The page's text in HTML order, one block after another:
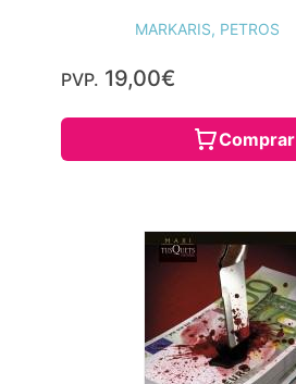
MARKARIS, PETROS
PVP. 19,00€
Comprar